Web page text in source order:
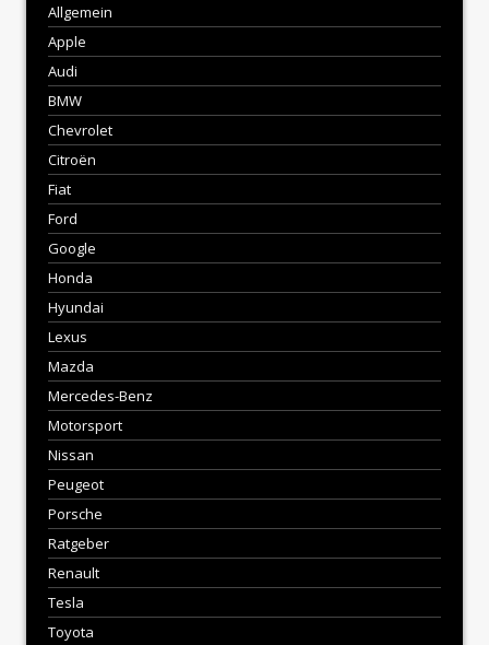
Allgemein
Apple
Audi
BMW
Chevrolet
Citroën
Fiat
Ford
Google
Honda
Hyundai
Lexus
Mazda
Mercedes-Benz
Motorsport
Nissan
Peugeot
Porsche
Ratgeber
Renault
Tesla
Toyota